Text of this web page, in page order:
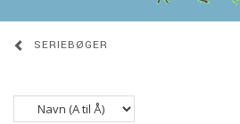
SERIEBØGER